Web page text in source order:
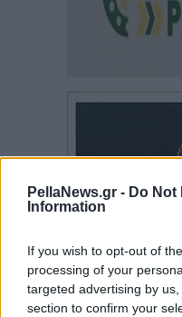
PellaNews.gr - Do Not
Information
If you wish to opt-out of
processing of your
targeted advertising by
section to confirm your